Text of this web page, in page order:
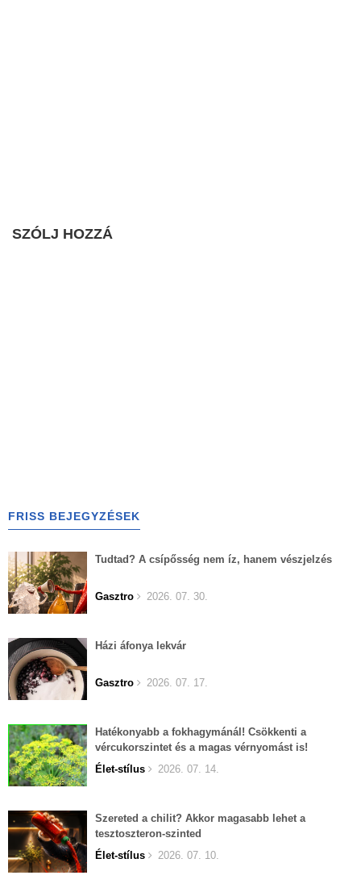
SZÓLJ HOZZÁ
FRISS BEJEGYZÉSEK
Tudtad? A csípősség nem íz, hanem vészjelzés
Gasztro 2026. 07. 30.
Házi áfonya lekvár
Gasztro 2026. 07. 17.
Hatékonyabb a fokhagymánál! Csökkenti a
vércukorszintet és a magas vérnyomást is!
Élet-stílus
2026. 07. 14.
Szereted a chilit? Akkor magasabb lehet a
tesztoszteron-szinted
Élet-stílus
2026. 07. 10.